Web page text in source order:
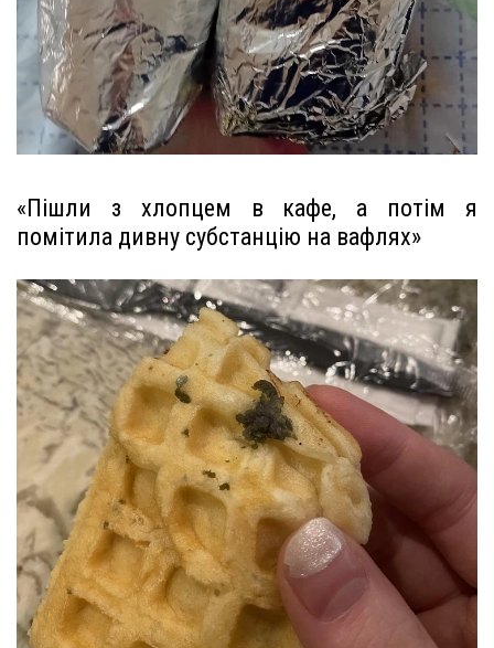
«Пішли з хлопцем в кафе, а потім я
помітила дивну субстанцію на вафлях»